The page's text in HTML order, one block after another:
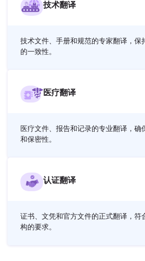
技术翻译
技术文件、手册和规范的专家翻译，保
的一致性。
医疗翻译
医疗文件、报告和记录的专业翻译，确
和保密性。
认证翻译
证书、文凭和官方文件的正式翻译，符
构的要求。